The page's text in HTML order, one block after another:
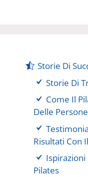
Storie Di
Storie Di
Come Il
Delle Persone
Risultati Con
Ispirazioni
Pilates